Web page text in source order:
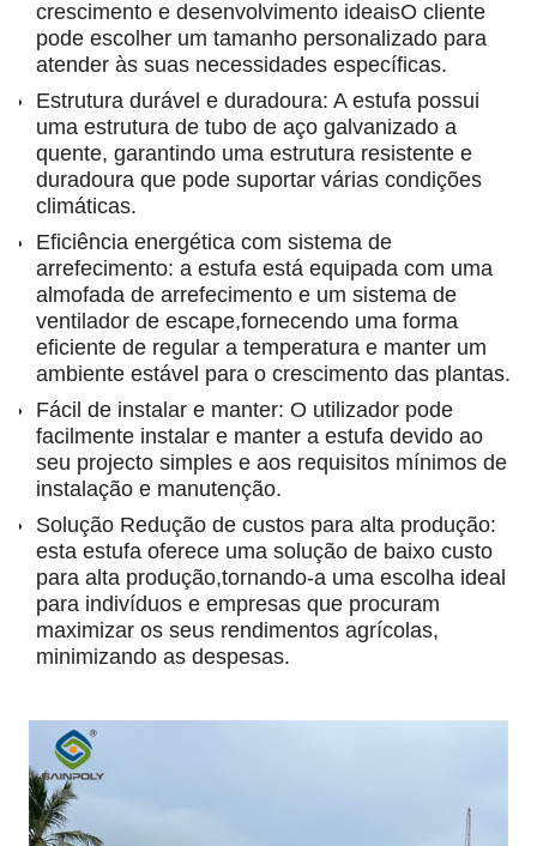
crescimento e desenvolvimento ideaisO cliente
pode escolher um tamanho personalizado para
atender às suas necessidades específicas.
Estrutura durável e duradoura: A estufa possui
uma estrutura de tubo de aço galvanizado a
quente, garantindo uma estrutura resistente e
duradoura que pode suportar várias condições
climáticas.
Eficiência energética com sistema de
arrefecimento: a estufa está equipada com uma
almofada de arrefecimento e um sistema de
ventilador de escape,fornecendo uma forma
eficiente de regular a temperatura e manter um
ambiente estável para o crescimento das plantas.
Fácil de instalar e manter: O utilizador pode
facilmente instalar e manter a estufa devido ao
seu projecto simples e aos requisitos mínimos de
instalação e manutenção.
Solução Redução de custos para alta produção:
esta estufa oferece uma solução de baixo custo
para alta produção,tornando-a uma escolha ideal
para indivíduos e empresas que procuram
maximizar os seus rendimentos agrícolas,
minimizando as despesas.